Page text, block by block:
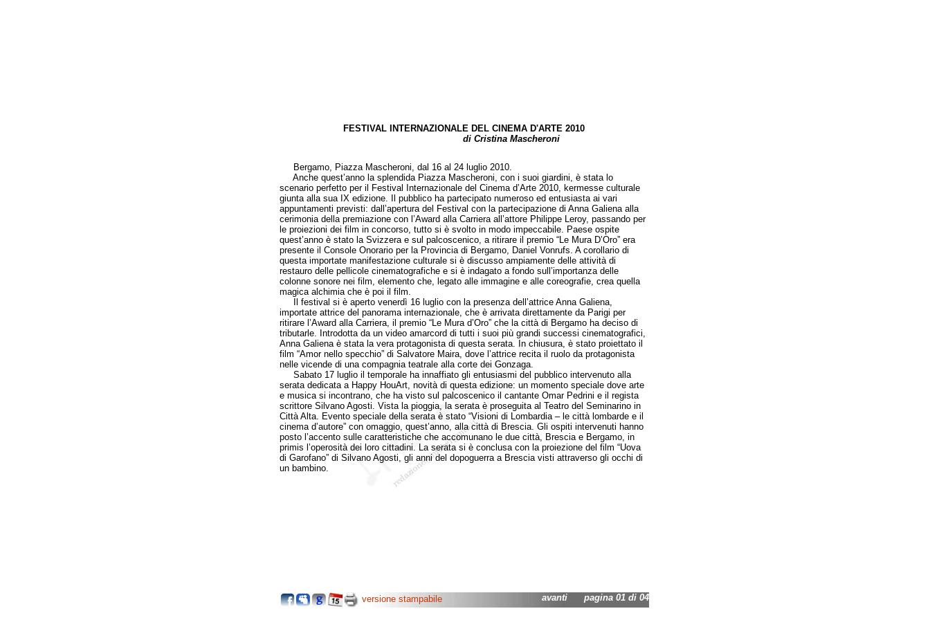
FESTIVAL INTERNAZIONALE DEL CINEMA D'ARTE 2010
di Cristina Mascheroni
Bergamo, Piazza Mascheroni, dal 16 al 24 luglio 2010.
Anche quest’anno la splendida Piazza Mascheroni, con i suoi giardini, è stata lo
scenario perfetto per il Festival Internazionale del Cinema d’Arte 2010, kermesse culturale
giunta alla sua IX edizione. Il pubblico ha partecipato numeroso ed entusiasta ai vari
appuntamenti previsti: dall’apertura del Festival con la partecipazione di Anna Galiena alla
cerimonia della premiazione con l’Award alla Carriera all’attore Philippe Leroy, passando per
le proiezioni dei film in concorso, tutto si è svolto in modo impeccabile. Paese ospite
quest’anno è stato la Svizzera e sul palcoscenico, a ritirare il premio “Le Mura D’Oro” era
presente il Console Onorario per la Provincia di Bergamo, Daniel Vonrufs. A corollario di
questa importate manifestazione culturale si è discusso ampiamente delle attività di
restauro delle pellicole cinematografiche e si è indagato a fondo sull’importanza delle
colonne sonore nei film, elemento che, legato alle immagine e alle coreografie, crea quella
magica alchimia che è poi il film.
Il festival si è aperto venerdì 16 luglio con la presenza dell’attrice Anna Galiena,
importate attrice del panorama internazionale, che è arrivata direttamente da Parigi per
ritirare l’Award alla Carriera, il premio “Le Mura d’Oro” che la città di Bergamo ha deciso di
tributarle. Introdotta da un video amarcord di tutti i suoi più grandi successi cinematografici,
Anna Galiena è stata la vera protagonista di questa serata. In chiusura, è stato proiettato il
film “Amor nello specchio” di Salvatore Maira, dove l’attrice recita il ruolo da protagonista
nelle vicende di una compagnia teatrale alla corte dei Gonzaga.
Sabato 17 luglio il temporale ha innaffiato gli entusiasmi del pubblico intervenuto alla
serata dedicata a Happy HouArt, novità di questa edizione: un momento speciale dove arte
e musica si incontrano, che ha visto sul palcoscenico il cantante Omar Pedrini e il regista
scrittore Silvano Agosti. Vista la pioggia, la serata è proseguita al Teatro del Seminarino in
Città Alta. Evento speciale della serata è stato “Visioni di Lombardia – le città lombarde e il
cinema d’autore” con omaggio, quest’anno, alla città di Brescia. Gli ospiti intervenuti hanno
posto l’accento sulle caratteristiche che accomunano le due città, Brescia e Bergamo, in
primis l’operosità dei loro cittadini. La serata si è conclusa con la proiezione del film “Uova
di Garofano” di Silvano Agosti, gli anni del dopoguerra a Brescia visti attraverso gli occhi di
un bambino.
versione stampabile avantipagina 01 di 04